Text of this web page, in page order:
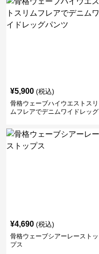
¥5,900 (税込)
骨格ウェーブハイウエストスリ
ムフレアでデニムワイドレッグ
¥4,690 (税込)
骨格ウェーブシアーレーストッ
プス